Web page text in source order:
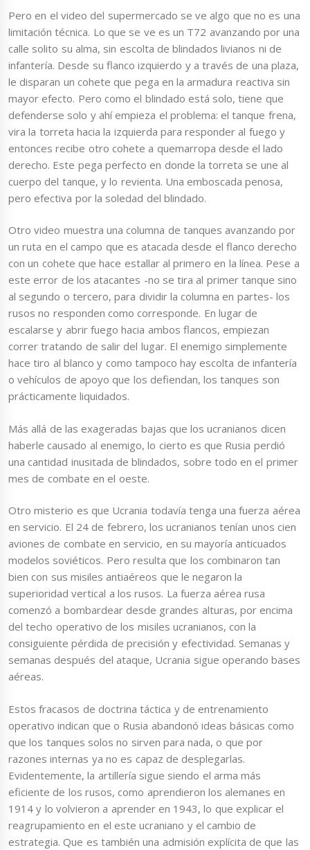
Pero en el video del supermercado se ve algo que no es una
limitación técnica. Lo que se ve es un T72 avanzando por una
calle solito su alma, sin escolta de blindados livianos ni de
infantería. Desde su flanco izquierdo y a través de una plaza,
le disparan un cohete que pega en la armadura reactiva sin
mayor efecto. Pero como el blindado está solo, tiene que
defenderse solo y ahí empieza el problema: el tanque frena,
vira la torreta hacia la izquierda para responder al fuego y
entonces recibe otro cohete a quemarropa desde el lado
derecho. Este pega perfecto en donde la torreta se une al
cuerpo del tanque, y lo revienta. Una emboscada penosa,
pero efectiva por la soledad del blindado.
Otro video muestra una columna de tanques avanzando por
un ruta en el campo que es atacada desde el flanco derecho
con un cohete que hace estallar al primero en la línea. Pese a
este error de los atacantes -no se tira al primer tanque sino
al segundo o tercero, para dividir la columna en partes- los
rusos no responden como corresponde. En lugar de
escalarse y abrir fuego hacia ambos flancos, empiezan
correr tratando de salir del lugar. El enemigo simplemente
hace tiro al blanco y como tampoco hay escolta de infantería
o vehículos de apoyo que los defiendan, los tanques son
prácticamente liquidados.
Más allá de las exageradas bajas que los ucranianos dicen
haberle causado al enemigo, lo cierto es que Rusia perdió
una cantidad inusitada de blindados, sobre todo en el primer
mes de combate en el oeste.
Otro misterio es que Ucrania todavía tenga una fuerza aérea
en servicio. El 24 de febrero, los ucranianos tenían unos cien
aviones de combate en servicio, en su mayoría anticuados
modelos soviéticos. Pero resulta que los combinaron tan
bien con sus misiles antiaéreos que le negaron la
superioridad vertical a los rusos. La fuerza aérea rusa
comenzó a bombardear desde grandes alturas, por encima
del techo operativo de los misiles ucranianos, con la
consiguiente pérdida de precisión y efectividad. Semanas y
semanas después del ataque, Ucrania sigue operando bases
aéreas.
Estos fracasos de doctrina táctica y de entrenamiento
operativo indican que o Rusia abandonó ideas básicas como
que los tanques solos no sirven para nada, o que por
razones internas ya no es capaz de desplegarlas.
Evidentemente, la artillería sigue siendo el arma más
eficiente de los rusos, como aprendieron los alemanes en
1914 y lo volvieron a aprender en 1943, lo que explicar el
reagrupamiento en el este ucraniano y el cambio de
estrategia. Que es también una admisión explícita de que las